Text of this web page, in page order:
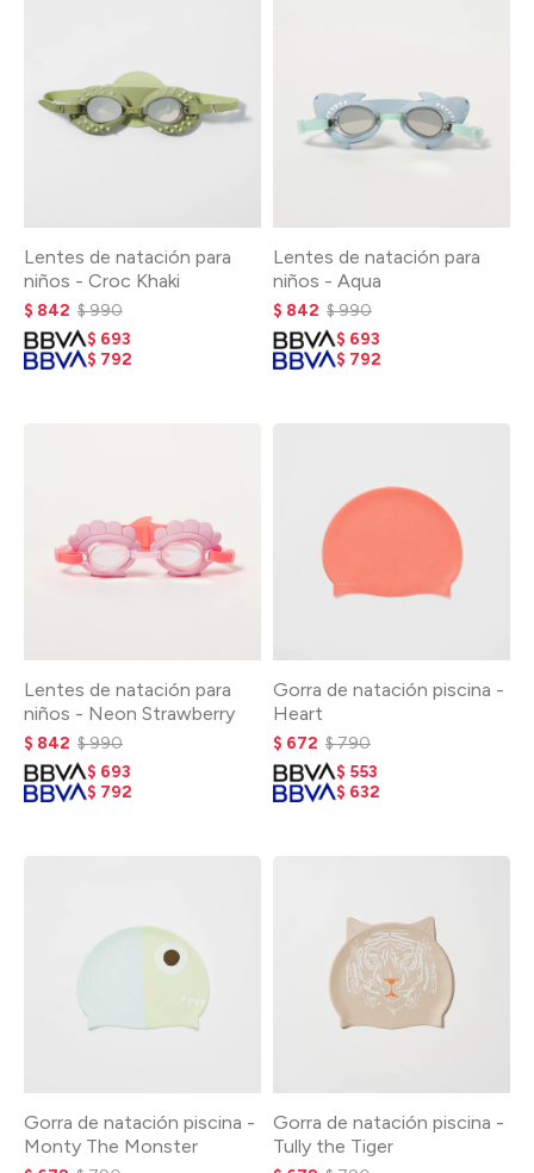
Lentes de natación para
niños - Croc Khaki
$ 842 $990
$ 693
$ 792
Lentes de natación para
niños - Aqua
$ 842 $990
$ 693
$ 792
Lentes de natación para
niños - Neon Strawberry
$ 842 $990
$ 693
$ 792
Gorra de natación piscina -
Heart
$ 672 $790
$ 553
$ 632
Gorra de natación piscina -
Monty The Monster
Gorra de natación piscina -
Tully the Tiger